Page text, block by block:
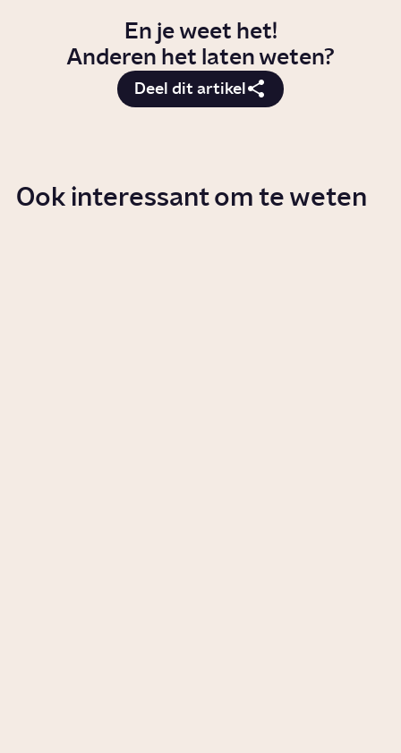
En je weet het!
Anderen het laten weten?
Deel dit artikel
Ook interessant om te weten